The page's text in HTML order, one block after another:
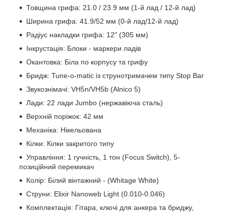
Товщина грифа: 21.0 / 23.9 мм (1-й лад / 12-й лад)
Ширина грифа: 41.9/52 мм (0-й лад/12-й лад)
Радіус накладки грифа: 12" (305 мм)
Інкрустація: Блоки - маркери ладів
Окантовка: Біла по корпусу та грифу
Бридж: Tune-o-matic із струнотримачем типу Stop Bar
Звукознімачі: VH5n/VH5b (Alnico 5)
Лади: 22 лади Jumbo (нержавіюча сталь)
Верхній поріжок: 42 мм
Механіка: Нікельована
Кілки: Кілки закритого типу
Управління: 1 гучність, 1 тон (Focus Switch), 5-
позиційний перемикач
Колір: Білий вінтажний - (Whitage White)
Струни: Elixir Nanoweb Light (0.010-0.046)
Комплектація: Гітара, ключі для анкера та бриджу,